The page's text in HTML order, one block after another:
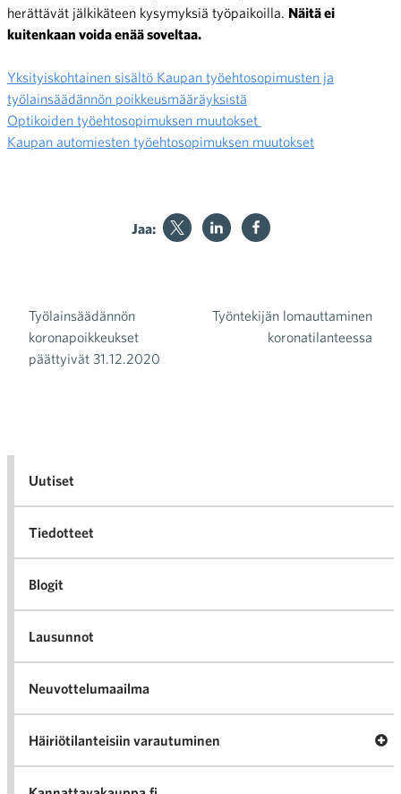
herättävät jälkikäteen kysymyksiä työpaikoilla. Näitä ei
kuitenkaan voida enää soveltaa.
Yksityiskohtainen sisältö Kaupan työehtosopimusten ja
työlainsäädännön poikkeusmääräyksistä
Optikoiden työehtosopimuksen muutokset
Kaupan automiesten työehtosopimuksen muutokset
Jaa:
Artikkelien selaus
Työlainsäädännön
koronapoikkeukset
päättyivät 31.12.2020
Työntekijän lomauttaminen
koronatilanteessa
Uutiset
Tiedotteet
Blogit
Lausunnot
Neuvottelumaailma
Häiriötilanteisiin varautuminen